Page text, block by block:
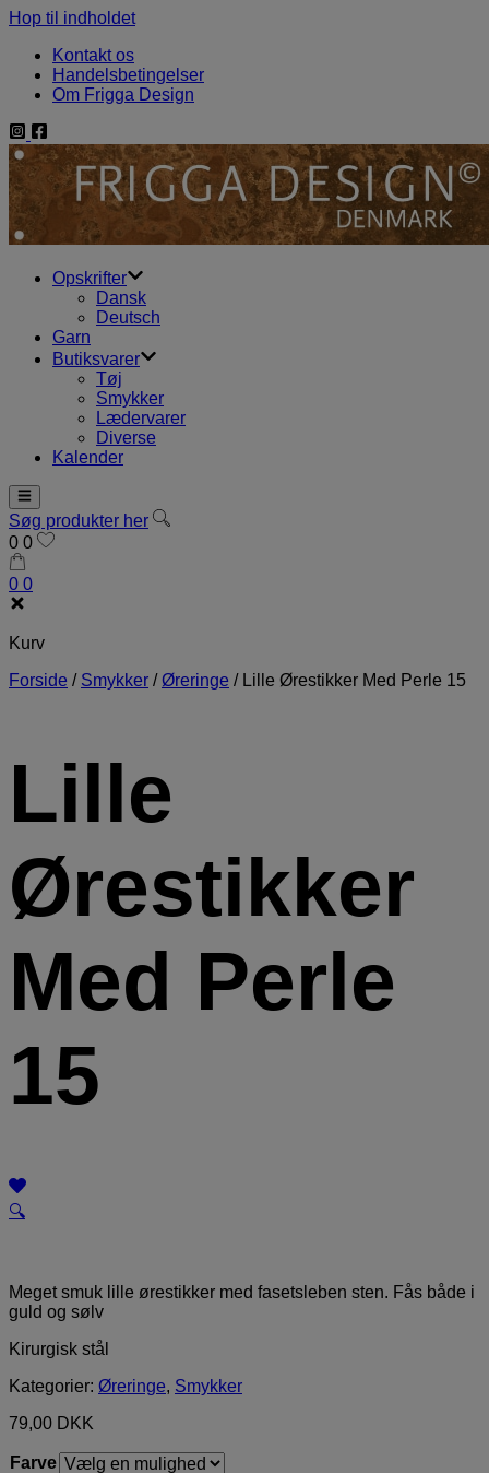
Hop til indholdet
Kontakt os
Handelsbetingelser
Om Frigga Design
Opskrifter
Dansk
Deutsch
Garn
Butiksvarer
Tøj
Smykker
Lædervarer
Diverse
Kalender
Søg produkter her
0 0
0 0
Kurv
Forside / Smykker /Øreringe / Lille Ørestikker Med Perle 15
Lille
Ørestikker
Med Perle
15
🔍
Meget smuk lille ørestikker med fasetsleben sten. Fås både i
guld og sølv
Kirurgisk stål
Kategorier: Øreringe, Smykker
79,00 DKK
Farve